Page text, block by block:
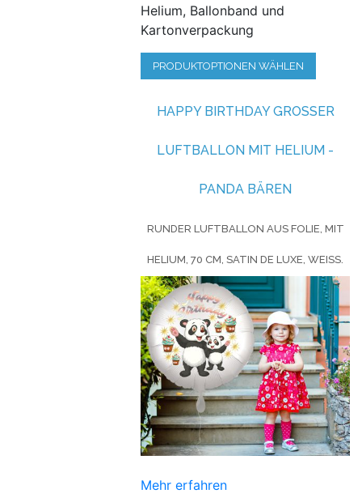
Helium, Ballonband und
Kartonverpackung
PRODUKTOPTIONEN WÄHLEN
HAPPY BIRTHDAY GROSSER L
UFTBALLON MIT HELIUM - P
ANDA BÄREN
RUNDER LUFTBALLON AUS FOLIE, MIT
HELIUM, 70 CM, SATIN DE LUXE, WEISS.
Mehr erfahren